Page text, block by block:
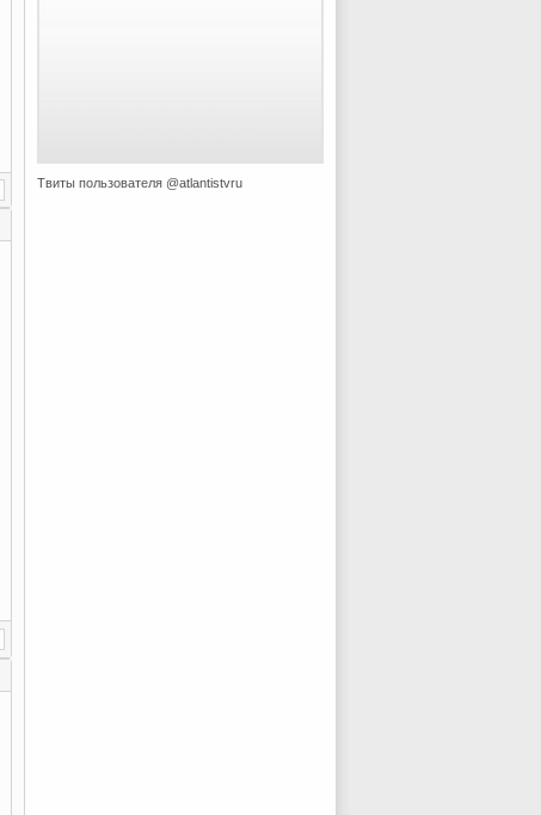
Твиты пользователя @atlantistvru